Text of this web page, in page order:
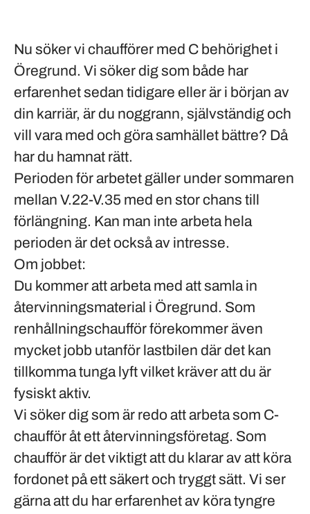
Nu söker vi chaufförer med C behörighet i
Öregrund. Vi söker dig som både har
erfarenhet sedan tidigare eller är i början av
din karriär, är du noggrann, självständig och
vill vara med och göra samhället bättre? Då
har du hamnat rätt.
Perioden för arbetet gäller under sommaren
mellan V.22-V.35 med en stor chans till
förlängning. Kan man inte arbeta hela
perioden är det också av intresse.
Om jobbet:
Du kommer att arbeta med att samla in
återvinningsmaterial i Öregrund. Som
renhållningschaufför förekommer även
mycket jobb utanför lastbilen där det kan
tillkomma tunga lyft vilket kräver att du är
fysiskt aktiv.
Vi söker dig som är redo att arbeta som C-
chaufför åt ett återvinningsföretag. Som
chaufför är det viktigt att du klarar av att köra
fordonet på ett säkert och tryggt sätt. Vi ser
gärna att du har erfarenhet av köra tyngre